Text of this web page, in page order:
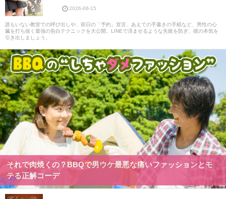
2026-06-15
誰もいない教室での呼び出しや、前日の「予約」宣言、あえての手書きの手紙など、男性の心
臓を打ち抜く最強の告白テクニックを大公開。LINEで済ませるような失敗を防ぎ、彼の本気を
引き出しましょう。
それで肉焼くの？BBQで男ウケ最悪な痛いファッションとモ
テる正解コーデ